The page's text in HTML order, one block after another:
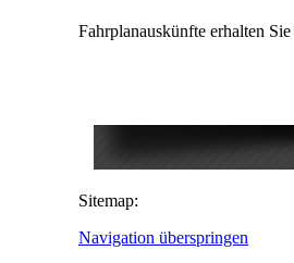
Fahrplanauskünfte erhalten Sie
Sitemap:
Navigation überspringen